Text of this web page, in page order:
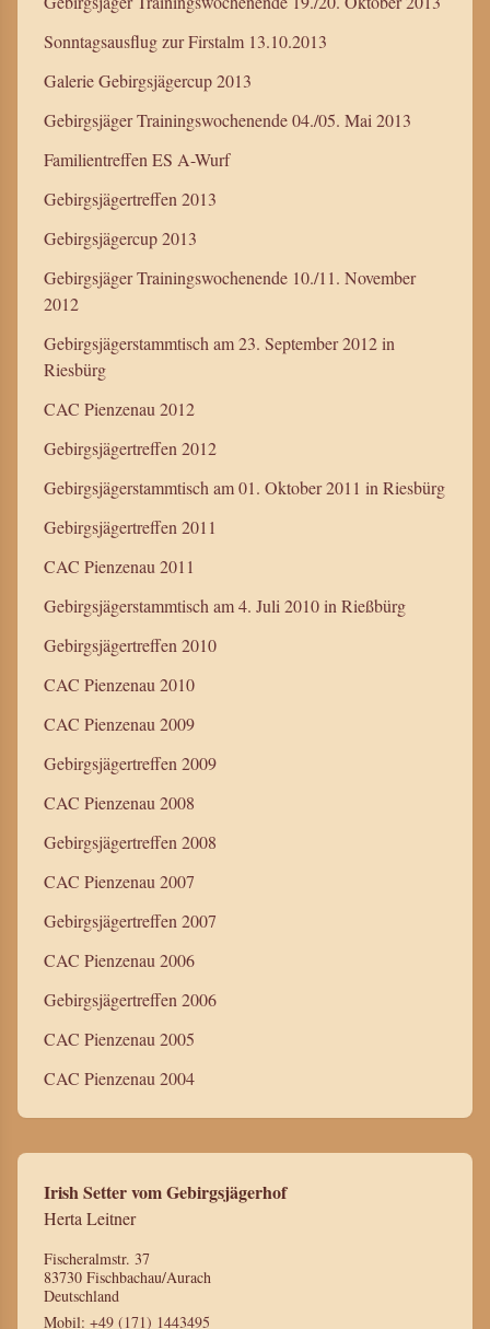
Sonntagsausflug zur Firstalm 13.10.2013
Galerie Gebirgsjägercup 2013
Gebirgsjäger Trainingswochenende 04./05. Mai 2013
Familientreffen ES A-Wurf
Gebirgsjägertreffen 2013
Gebirgsjägercup 2013
Gebirgsjäger Trainingswochenende 10./11. November
2012
Gebirgsjägerstammtisch am 23. September 2012 in
Riesbürg
CAC Pienzenau 2012
Gebirgsjägertreffen 2012
Gebirgsjägerstammtisch am 01. Oktober 2011 in Riesbürg
Gebirgsjägertreffen 2011
CAC Pienzenau 2011
Gebirgsjägerstammtisch am 4. Juli 2010 in Rießbürg
Gebirgsjägertreffen 2010
CAC Pienzenau 2010
CAC Pienzenau 2009
Gebirgsjägertreffen 2009
CAC Pienzenau 2008
Gebirgsjägertreffen 2008
CAC Pienzenau 2007
Gebirgsjägertreffen 2007
CAC Pienzenau 2006
Gebirgsjägertreffen 2006
CAC Pienzenau 2005
CAC Pienzenau 2004
Irish Setter vom Gebirgsjägerhof
Herta Leitner
Fischeralmstr. 37
83730 Fischbachau/Aurach
Deutschland
Mobil: +49 (171) 1443495